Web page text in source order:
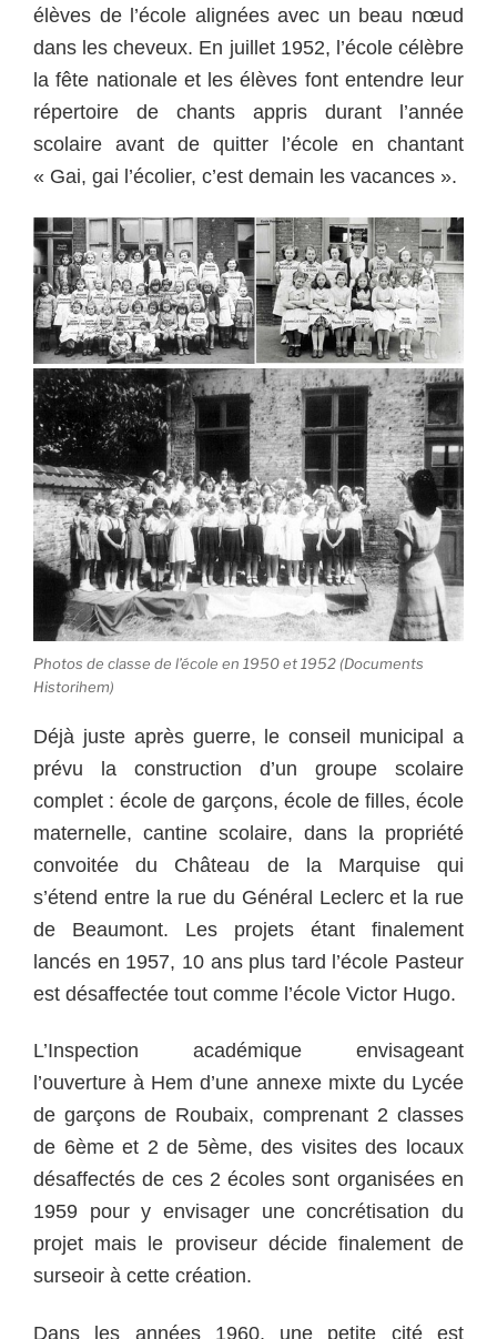
élèves de l’école alignées avec un beau nœud
dans les cheveux. En juillet 1952, l’école célèbre
la fête nationale et les élèves font entendre leur
répertoire de chants appris durant l’année
scolaire avant de quitter l’école en chantant
« Gai, gai l’écolier, c’est demain les vacances ».
Photos de classe de l’école en 1950 et 1952 (Documents
Historihem)
Déjà juste après guerre, le conseil municipal a
prévu la construction d’un groupe scolaire
complet : école de garçons, école de filles, école
maternelle, cantine scolaire, dans la propriété
convoitée du Château de la Marquise qui
s’étend entre la rue du Général Leclerc et la rue
de Beaumont. Les projets étant finalement
lancés en 1957, 10 ans plus tard l’école Pasteur
est désaffectée tout comme l’école Victor Hugo.
L’Inspection académique envisageant
l’ouverture à Hem d’une annexe mixte du Lycée
de garçons de Roubaix, comprenant 2 classes
de 6ème et 2 de 5ème, des visites des locaux
désaffectés de ces 2 écoles sont organisées en
1959 pour y envisager une concrétisation du
projet mais le proviseur décide finalement de
surseoir à cette création.
Dans les années 1960, une petite cité est